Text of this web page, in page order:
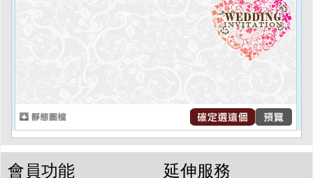
會員功能 延伸服務